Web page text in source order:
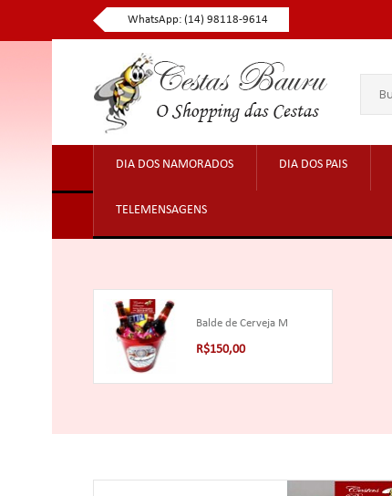
WhatsApp: (14) 98118-9614
DIA DOS NAMORADOS DIA DOS PAIS
TELEMENSAGENS
Balde de Cerveja M
R$150,00